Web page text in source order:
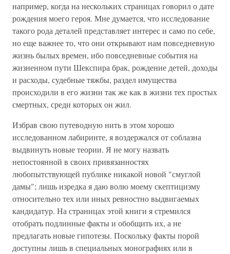
например, когда на нескольких страницах говорил о дате
рождения моего героя. Мне думается, что исследование
такого рода деталей представляет интерес и само по себе,
но еще важнее то, что они открывают нам повседневную
жизнь былых времен, ибо повседневные события на
жизненном пути Шекспира брак, рождение детей, доходы
и расходы, судебные тяжбы, раздел имущества
происходили в его жизни так же как в жизни тех простых
смертных, среди которых он жил.
Избрав свою путеводную нить в этом хорошо
исследованном лабиринте, я воздержался от соблазна
выдвинуть новые теории. Я не могу назвать
непостоянной в своих привязанностях
любопытствующей публике никакой новой "смуглой
дамы"; лишь изредка я даю волю моему скептицизму
относительно тех или иных ревностно выдвигаемых
кандидатур. На страницах этой книги я стремился
отобрать подлинные факты и обобщить их, а не
предлагать новые гипотезы. Поскольку факты порой
доступны лишь в специальных монографиях или в